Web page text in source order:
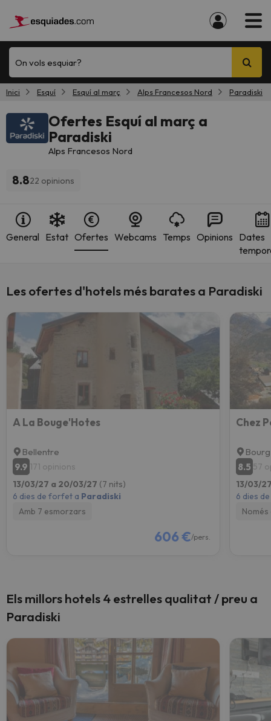
On vols esquiar?
Inici Esquí Esquí al març Alps Francesos Nord Paradiski
Ofertes Esquí al març a
Paradiski
Alps Francesos Nord
8.822 opinions
General Estat Ofertes Webcams Temps Opinions Dates
Les ofertes d'hotels més barates a Paradiski
A La Bouge'Hotes
Bellentre
9.9 171 opinions
13/03/27 a 20/03/27 (7 nits)
6 dies de forfet a Paradiski
Amb 7 esmorzars
606 €/pers.
Chez
8.5 57
13/03/
6 dies
Els millors hotels 4 estrelles qualitat / preu a
Paradiski